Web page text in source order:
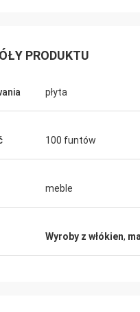
PRODUKTU
płyta
100 funtów
meble
Wyroby z włókien,